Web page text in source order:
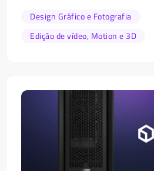
Design Gráfico e Fotografia
Edição de vídeo, Motion e 3D